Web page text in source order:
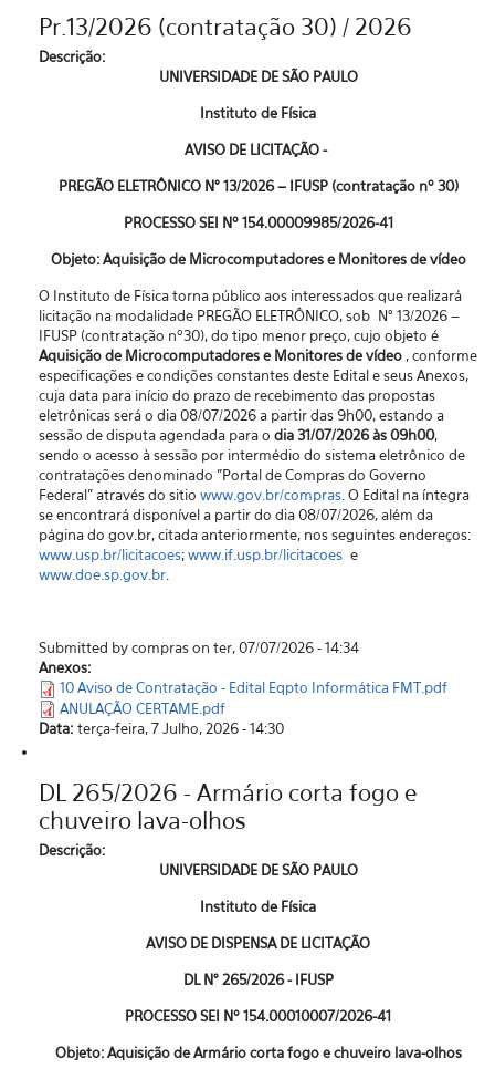
Pr.13/2026 (contratação 30) / 2026
Descrição:
UNIVERSIDADE DE SÃO PAULO
Instituto de Física
AVISO DE LICITAÇÃO -
PREGÃO ELETRÔNICO N° 13/2026 – IFUSP (contratação nº 30)
PROCESSO SEI Nº 154.00009985/2026-41
Objeto: Aquisição de Microcomputadores e Monitores de vídeo
O Instituto de Física torna público aos interessados que realizará
licitação na modalidade PREGÃO ELETRÔNICO, sob N° 13/2026 –
IFUSP (contratação nº30), do tipo menor preço, cujo objeto é
Aquisição de Microcomputadores e Monitores de vídeo, conforme
especificações e condições constantes deste Edital e seus Anexos,
cuja data para início do prazo de recebimento das propostas
eletrônicas será o dia 08/07/2026 a partir das 9h00, estando a
sessão de disputa agendada para o dia 31/07/2026 às 09h00,
sendo o acesso à sessão por intermédio do sistema eletrônico de
contratações denominado "Portal de Compras do Governo
Federal” através do sitio www.gov.br/compras. O Edital na íntegra
se encontrará disponível a partir do dia 08/07/2026, além da
página do gov.br, citada anteriormente, nos seguintes endereços:
www.usp.br/licitacoes;www.if.usp.br/licitacoese
www.doe.sp.gov.br.
Submitted by compras on ter, 07/07/2026 - 14:34
Anexos:
10 Aviso de Contratação - Edital Eqpto Informática FMT.pdf
ANULAÇÃO CERTAME.pdf
Data: terça-feira, 7 Julho, 2026 - 14:30
DL 265/2026 - Armário corta fogo e
chuveiro lava-olhos
Descrição:
UNIVERSIDADE DE SÃO PAULO
Instituto de Física
AVISO DE DISPENSA DE LICITAÇÃO
DL N° 265/2026 - IFUSP
PROCESSO SEI Nº 154.00010007/2026-41
Objeto: Aquisição de Armário corta fogo e chuveiro lava-olhos